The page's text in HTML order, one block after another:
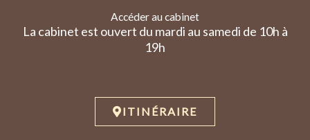
Accéder au cabinet
La cabinet est ouvert du mardi au samedi de 10h à
19h
ITINÉRAIRE